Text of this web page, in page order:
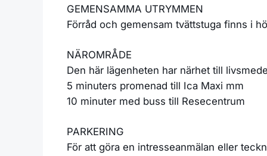
GEMENSAMMA UTRYMMEN
Förråd och gemensam tvättstuga finns i
NÄROMRÅDE
Den här lägenheten har närhet till
5 minuters promenad till Ica Maxi mm
10 minuter med buss till Resecentrum
PARKERING
För att göra en intresseanmälan eller